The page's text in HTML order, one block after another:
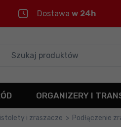
Dostawa w 24h
ORGANIZERY I
i zraszacze > Podłączenie